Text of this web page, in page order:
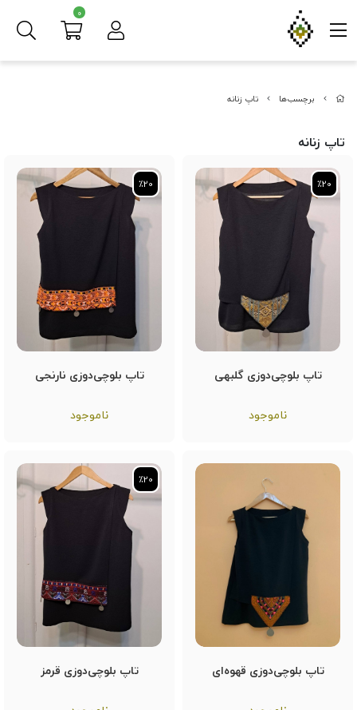
برچسب‌ها تاپ زنانه
تاپ زنانه
٪20
تاپ بلوچی‌دوزی گلبهی
ناموجود
٪20 ٪20
تاپ بلوچی‌دوزی نارنجی
ناموجود
٪20
تاپ بلوچی‌دوزی قهوه‌ای
٪20
تاپ بلوچی‌دوزی قرمز
٪20
0